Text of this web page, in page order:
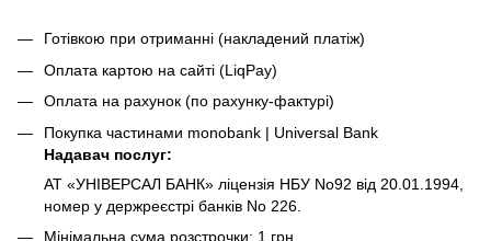
Готівкою при отриманні (накладений платіж)
Оплата картою на сайті (LiqPay)
Оплата на рахунок (по рахунку-фактурі)
Покупка частинами monobank | Universal Bank
Надавач послуг:
АТ «УНІВЕРСАЛ БАНК» ліцензія НБУ No92 від 20.01.1994,
номер у держреєстрі банків No 226.
Мінімальна сума розстрочки: 1 грн